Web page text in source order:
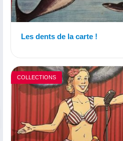
Les dents de la carte !
COLLECTIONS